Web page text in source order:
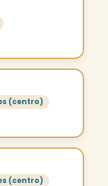
(centro)
(centro)